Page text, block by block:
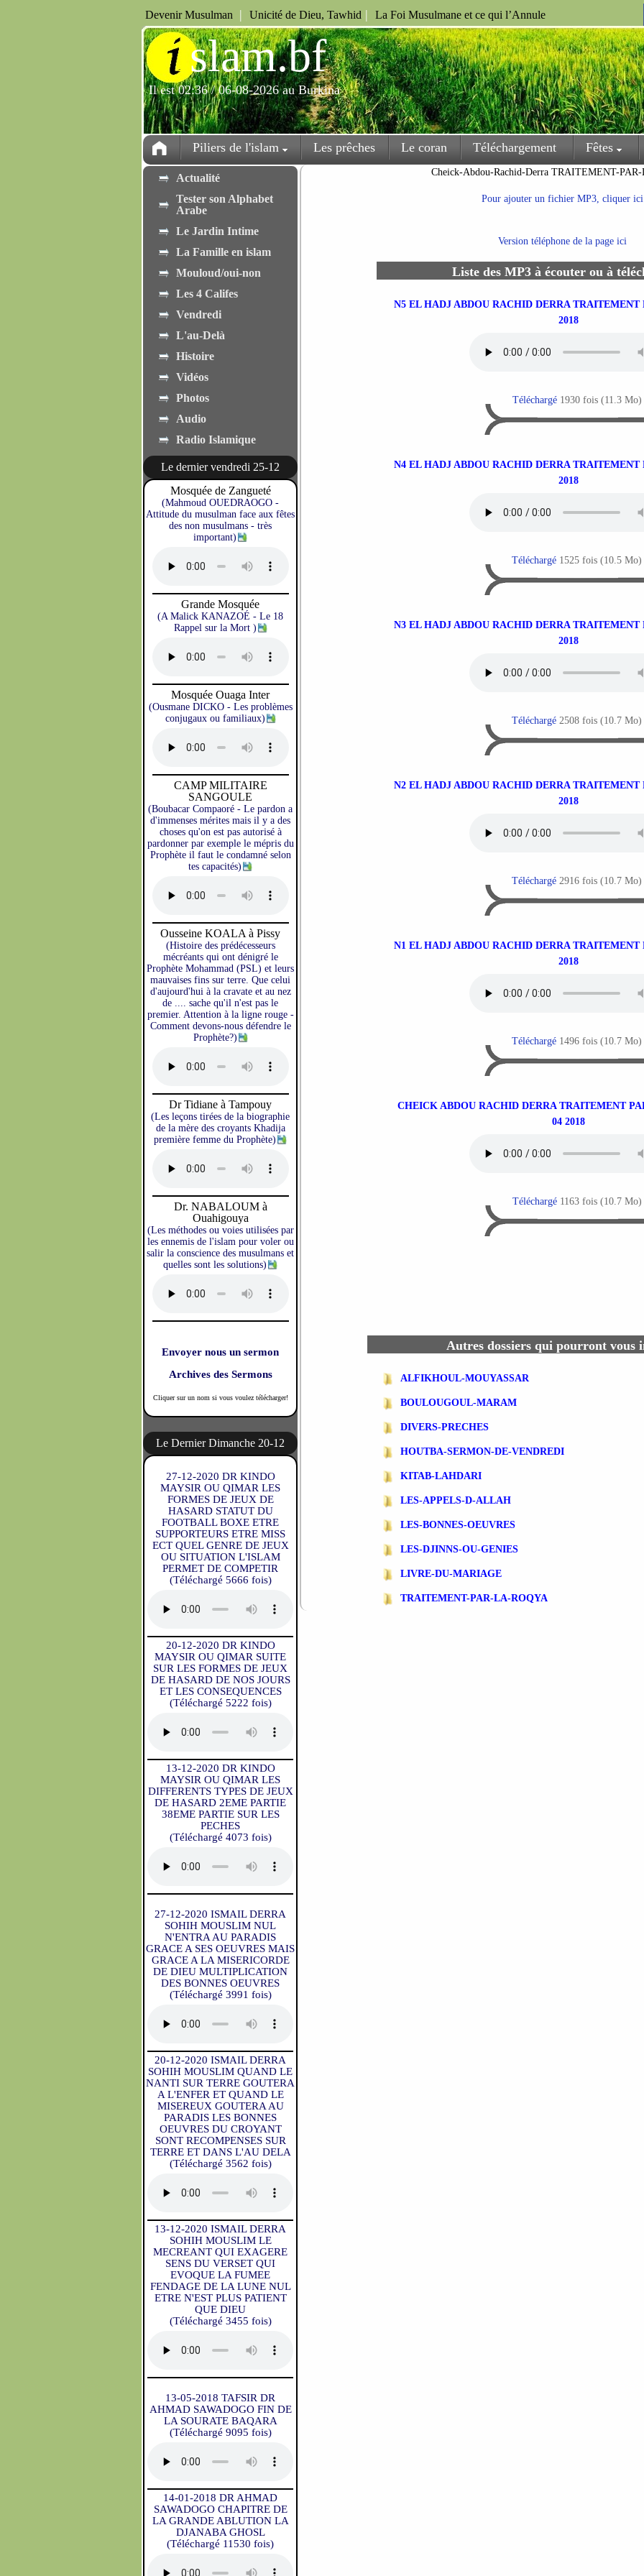
Devenir Musulman | Unicité de Dieu, Tawhid | La Foi Musulmane et ce qui l’Annule
islam.bf
Il est 02:36 / 06-08-2026 au Burkina
Piliers de l'islam Les prêches Le coran Téléchargement Fêtes
Actualité
Tester son Alphabet
Arabe
Le Jardin Intime
La Famille en islam
Mouloud/oui-non
Les 4 Califes
Vendredi
L'au-Delà
Histoire
Vidéos
Photos
Audio
Radio Islamique
Le dernier vendredi 25-12
Mosquée de Zangueté
(Mahmoud OUEDRAOGO -
Attitude du musulman face aux fêtes
des non musulmans - très
important)
Grande Mosquée
(A Malick KANAZOÉ - Le 18
Rappel sur la Mort )
Mosquée Ouaga Inter
(Ousmane DICKO - Les problèmes
conjugaux ou familiaux)
CAMP MILITAIRE
SANGOULE
(Boubacar Compaoré - Le pardon a
d'immenses mérites mais il y a des
choses qu'on est pas autorisé à
pardonner par exemple le mépris du
Prophète il faut le condamné selon
tes capacités)
Ousseine KOALA à Pissy
(Histoire des prédécesseurs
mécréants qui ont dénigré le
Prophète Mohammad (PSL) et leurs
mauvaises fins sur terre. Que celui
d'aujourd'hui à la cravate et au nez
de .... sache qu'il n'est pas le
premier. Attention à la ligne rouge -
Comment devons-nous défendre le
Prophète?)
Dr Tidiane à Tampouy
(Les leçons tirées de la biographie
de la mère des croyants Khadija
première femme du Prophète)
Dr. NABALOUM à
Ouahigouya
(Les méthodes ou voies utilisées par
les ennemis de l'islam pour voler ou
salir la conscience des musulmans et
quelles sont les solutions)
Envoyer nous un sermon
Archives des Sermons
Cliquer sur un nom si vous voulez télécharger!
Le Dernier Dimanche 20-12
27-12-2020 DR KINDO
MAYSIR OU QIMAR LES
FORMES DE JEUX DE
HASARD STATUT DU
FOOTBALL BOXE ETRE
SUPPORTEURS ETRE MISS
ECT QUEL GENRE DE JEUX
OU SITUATION L'ISLAM
PERMET DE COMPETIR
(Téléchargé 5666 fois)
20-12-2020 DR KINDO
MAYSIR OU QIMAR SUITE
SUR LES FORMES DE JEUX
DE HASARD DE NOS JOURS
ET LES CONSEQUENCES
(Téléchargé 5222 fois)
13-12-2020 DR KINDO
MAYSIR OU QIMAR LES
DIFFERENTS TYPES DE JEUX
DE HASARD 2EME PARTIE
38EME PARTIE SUR LES
PECHES
(Téléchargé 4073 fois)
27-12-2020 ISMAIL DERRA
SOHIH MOUSLIM NUL
N'ENTRA AU PARADIS
GRACE A SES OEUVRES MAIS
GRACE A LA MISERICORDE
DE DIEU MULTIPLICATION
DES BONNES OEUVRES
(Téléchargé 3991 fois)
20-12-2020 ISMAIL DERRA
SOHIH MOUSLIM QUAND LE
NANTI SUR TERRE GOUTERA
A L'ENFER ET QUAND LE
MISEREUX GOUTERA AU
PARADIS LES BONNES
OEUVRES DU CROYANT
SONT RECOMPENSES SUR
TERRE ET DANS L'AU DELA
(Téléchargé 3562 fois)
13-12-2020 ISMAIL DERRA
SOHIH MOUSLIM LE
MECREANT QUI EXAGERE
SENS DU VERSET QUI
EVOQUE LA FUMEE
FENDAGE DE LA LUNE NUL
ETRE N'EST PLUS PATIENT
QUE DIEU
(Téléchargé 3455 fois)
13-05-2018 TAFSIR DR
AHMAD SAWADOGO FIN DE
LA SOURATE BAQARA
(Téléchargé 9095 fois)
14-01-2018 DR AHMAD
SAWADOGO CHAPITRE DE
LA GRANDE ABLUTION LA
DJANABA GHOSL
(Téléchargé 11530 fois)
Cheick-Abdou-Rachid-Derra TRAITEMENT-
Pour ajouter un fichier MP3, cliquer ici
Version téléphone de la page ici
Liste des MP3 à écouter ou à
N5 EL HADJ ABDOU RACHID DERRA TRAITEMENT
2018
Téléchargé 1930 fois (11.3 Mo)
N4 EL HADJ ABDOU RACHID DERRA TRAITEMENT
2018
Téléchargé 1525 fois (10.5 Mo)
N3 EL HADJ ABDOU RACHID DERRA TRAITEMENT
2018
Téléchargé 2508 fois (10.7 Mo)
N2 EL HADJ ABDOU RACHID DERRA TRAITEMENT
2018
Téléchargé 2916 fois (10.7 Mo)
N1 EL HADJ ABDOU RACHID DERRA TRAITEMENT
2018
Téléchargé 1496 fois (10.7 Mo)
CHEICK ABDOU RACHID DERRA TRAITEMENT
04 2018
Téléchargé 1163 fois (10.7 Mo)
Autres dossiers qui pourront vous
ALFIKHOUL-MOUYASSAR
BOULOUGOUL-MARAM
DIVERS-PRECHES
HOUTBA-SERMON-DE-VENDREDI
KITAB-LAHDARI
LES-APPELS-D-ALLAH
LES-BONNES-OEUVRES
LES-DJINNS-OU-GENIES
LIVRE-DU-MARIAGE
TRAITEMENT-PAR-LA-ROQYA